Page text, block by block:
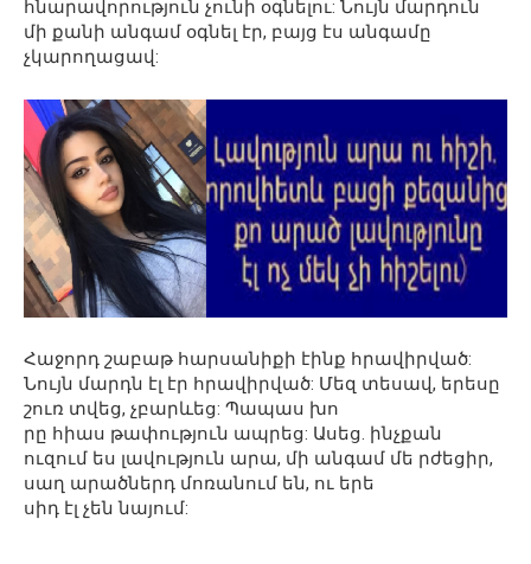
հնարավորություն չունի օգնելու: Նույն մարդուն
մի քանի անգամ օգնել էր, բայց էս անգամը
չկարողացավ:
Հաջորդ շաբաթ հարսանիքի էինք հրավիրված:
Նույն մարդն էլ էր հրավիրված: Մեզ տեսավ, երեսը
շուռ տվեց, չբարևեց: Պապաս խո
րը հիաս թափություն ապրեց: Ասեց. ինչքան
ուզում ես լավություն արա, մի անգամ մե րժեցիր,
սաղ արածներդ մոռանում են, ու երե
սիդ էլ չեն նայում: